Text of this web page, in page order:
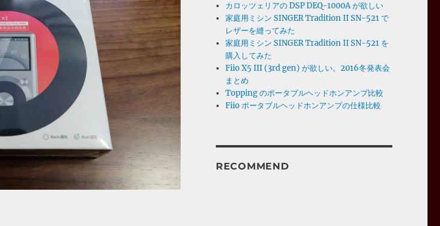
カロッツェリアの DSP DEQ-1000A が欲しい
家庭用ミシン SINGER Tradition II SN-521 で
レザーを縫ってみた
家庭用ミシン SINGER Tradition II SN-521 を
購入してみた
Fiio X5 III (3rd gen) が欲しい。2016冬発表会
まとめ
Topping のポータブルヘッドホンアンプ比較
Fiio ポータブルヘッドホンアンプの仕様比較
RECOMMEND